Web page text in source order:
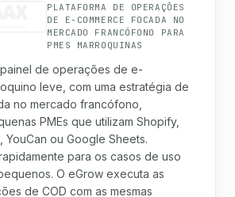
PLATAFORMA DE OPERAÇÕES
DE E-COMMERCE FOCADA NO
MERCADO FRANCÓFONO PARA
PMES MARROQUINAS
de operações de e-
leve, com uma estratégia de
no mercado francófono,
PMEs que utilizam Shopify,
YouCan ou Google Sheets.
para os casos de uso
O eGrow executa as
de COD com as mesmas